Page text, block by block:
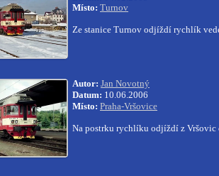
Místo: Turnov
Ze stanice Turnov odjíždí rychlík
Autor: Jan Novotný
Datum: 10.06.2006
Místo: Praha-Vršovice
Na postrku rychlíku odjíždí z Vršovic